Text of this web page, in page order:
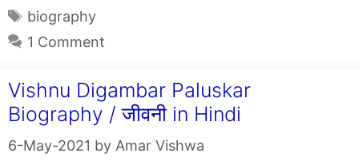
Tags
biography
1 Comment
Vishnu Digambar Paluskar
Biography / जीवनी in Hindi
6-May-2021 by Amar Vishwa